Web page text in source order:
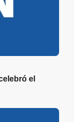
el